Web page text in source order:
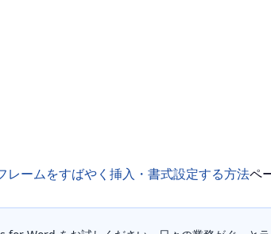
レームをすばやく挿入・書式設定する方法ペ